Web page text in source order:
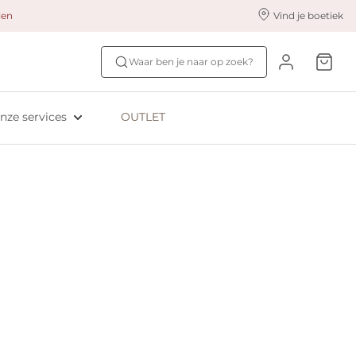
Vind je boetiek
Waar ben je naar op zoek?
Empreinte
services
styling services Ontdek jouw maat
Bh-maat test
OUTLET